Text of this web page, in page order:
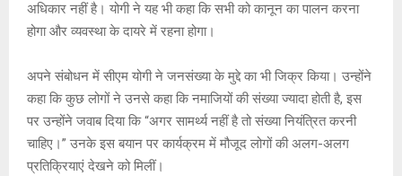
अधिकार नहीं है। योगी ने यह भी कहा कि सभी को कानून का पालन करना
होगा और व्यवस्था के दायरे में रहना होगा।
अपने संबोधन में सीएम योगी ने जनसंख्या के मुद्दे का भी जिक्र किया। उन्होंने
कहा कि कुछ लोगों ने उनसे कहा कि नमाजियों की संख्या ज्यादा होती है, इस
पर उन्होंने जवाब दिया कि “अगर सामर्थ्य नहीं है तो संख्या नियंत्रित करनी
चाहिए।” उनके इस बयान पर कार्यक्रम में मौजूद लोगों की अलग-अलग
प्रतिक्रियाएं देखने को मिलीं।